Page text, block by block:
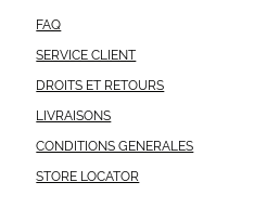
FAQ
SERVICE CLIENT
DROITS ET RETOURS
LIVRAISONS
CONDITIONS GENERALES
STORE LOCATOR